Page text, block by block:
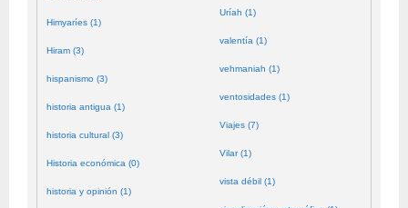
Himyaríes (1)
Hiram (3)
hispanismo (3)
historia antigua (1)
historia cultural (3)
Historia económica (0)
historia y opinión (1)
Uríah (1)
valentía (1)
vehmaniah (1)
ventosidades (1)
Viajes (7)
Vilar (1)
vista débil (1)